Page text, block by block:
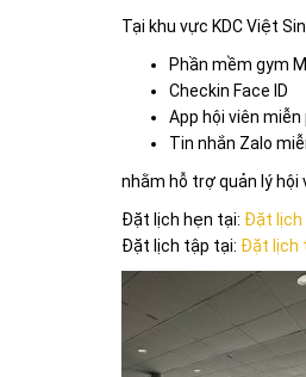
Tại khu vực KDC Việt
Phần mềm gym
Checkin Face ID
App hội viên miễn
Tin nhắn Zalo
nhằm hỗ trợ quản lý hội
Đặt lịch hẹn tại: Đặt lịch
Đặt lịch tập tại: Đặt lịch